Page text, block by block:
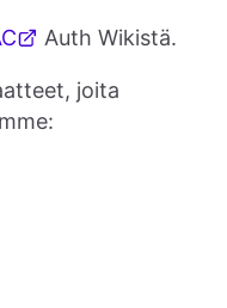
Auth Wikistä.
joita